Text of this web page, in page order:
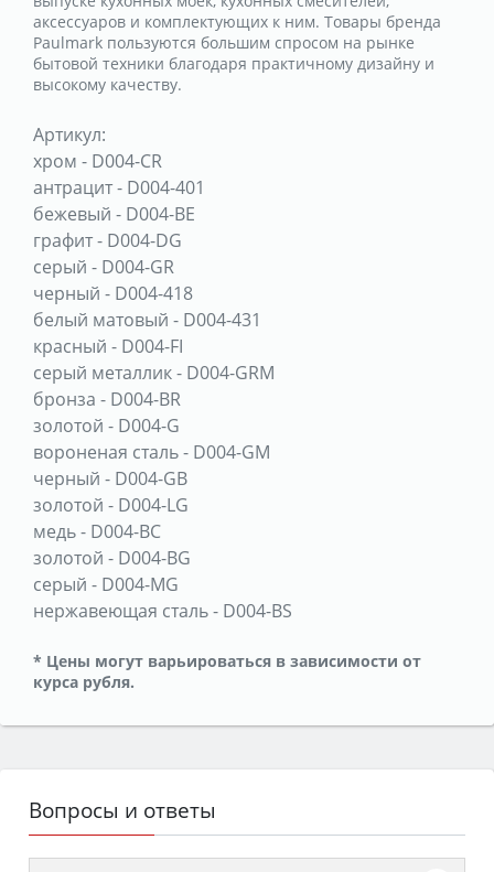
аксессуаров и комплектующих к ним. Товары бренда
Paulmark пользуются большим спросом на рынке
бытовой техники благодаря практичному дизайну и
высокому качеству.
Артикул:
хром - D004-CR
антрацит- D004-401
бежевый - D004-BE
графит- D004-DG
серый - D004-GR
черный - D004-418
белый матовый - D004-431
красный - D004-FI
серый металлик- D004-GRM
бронза - D004-BR
золотой - D004-G
вороненая сталь- D004-GM
черный - D004-GB
золотой - D004-LG
медь- D004-BC
золотой - D004-BG
серый - D004-MG
нержавеющая сталь- D004-BS
* Цены могут варьироваться в зависимости от
курса рубля.
Вопросы и ответы